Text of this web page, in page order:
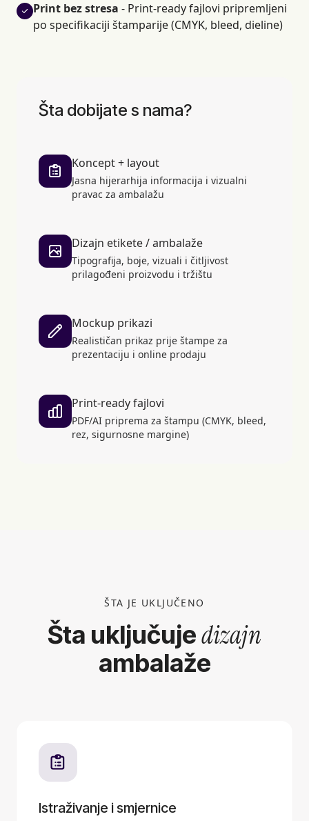
Print bez stresa - Print-ready fajlovi pripremljeni
po specifikaciji štamparije (CMYK, bleed, dieline)
Šta dobijate s nama?
Koncept + layout
Jasna hijerarhija informacija i vizualni
pravac za ambalažu
Dizajn etikete / ambalaže
Tipografija, boje, vizuali i čitljivost
prilagođeni proizvodu i tržištu
Mockup prikazi
Realističan prikaz prije štampe za
prezentaciju i online prodaju
Print-ready fajlovi
PDF/AI priprema za štampu (CMYK, bleed,
rez, sigurnosne margine)
ŠTA JE UKLJUČENO
Šta uključujedizajn
ambalaže
Istraživanje i smjernice